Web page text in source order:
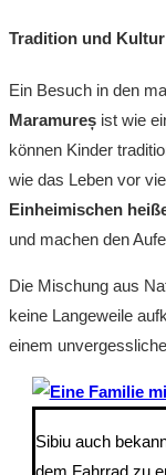
Tradition und Kultur
Ein Besuch in den
Maramureș ist wie
können Kinder
wie das Leben vor
Einheimischen
und machen den
Die Mischung aus
keine Langeweile
einem
Sibiu auch
dem Fahrrad zu